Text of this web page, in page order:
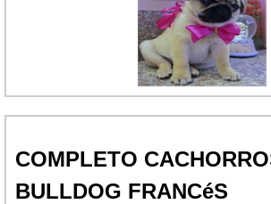
COMPLETO
BULLDOG FRANCéS